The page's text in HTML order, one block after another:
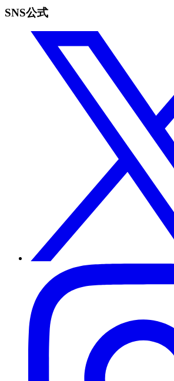
SNS公式